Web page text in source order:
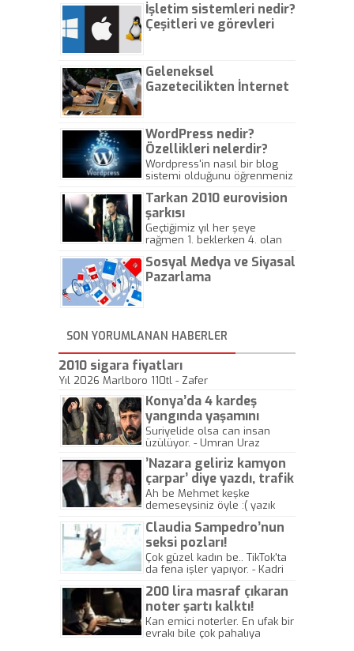
İşletim sistemleri nedir?
Çeşitleri ve görevleri
Geleneksel
Gazetecilikten İnternet
WordPress nedir?
Özellikleri nelerdir?
Wordpress'in nasıl bir blog
sistemi olduğunu öğrenmeniz
Tarkan 2010 eurovision
şarkısı
Geçtiğimiz yıl her şeye
rağmen 1. beklerken 4. olan
gösterisinin bu yarışmada
önemli olmadığını anlamıştır.
Sosyal Medya ve Siyasal
Pazarlama
SON YORUMLANAN HABERLER
2010 sigara fiyatları
Yıl 2026 Marlboro 110tl - Zafer
Konya’da 4 kardeş
yangında yaşamını
yitirdi
Suriyelide olsa can insan
üzülüyor. - Umran Uraz
’Nazara geliriz kamyon
çarpar’ diye yazdı, trafik
kazasında öldü!
Ah be Mehmet keşke
demeseysiniz öyle :( yazık
Claudia Sampedro’nun
seksi pozları!
Çok güzel kadın be.. TikTok'ta
da fena işler yapıyor. - Kadri
200 lira masraf çıkaran
noter şartı kalktı!
Kan emici noterler. En ufak bir
evrakı bile çok pahalıya